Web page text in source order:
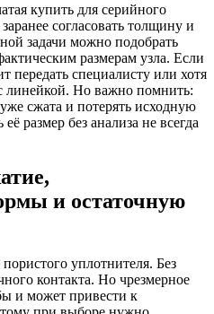
купить для серийного
согласовать толщину и
задачи можно подобрать
размерам узла. Если
передать специалисту или хотя
линейкой. Но важно помнить:
сжата и потерять исходную
размер без анализа не всегда
и остаточную
уплотнителя. Без
контакта. Но чрезмерное
и может привести к